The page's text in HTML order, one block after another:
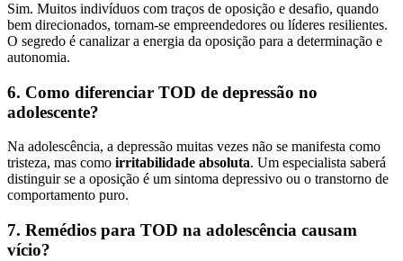
Sim. Muitos indivíduos com traços de oposição e desafio, quando
bem direcionados, tornam-se empreendedores ou líderes resilientes.
O segredo é canalizar a energia da oposição para a determinação e
autonomia.
6. Como diferenciar TOD de depressão no
adolescente?
Na adolescência, a depressão muitas vezes não se manifesta como
tristeza, mas como irritabilidade absoluta. Um especialista saberá
distinguir se a oposição é um sintoma depressivo ou o transtorno de
comportamento puro.
7. Remédios para TOD na adolescência causam
vício?